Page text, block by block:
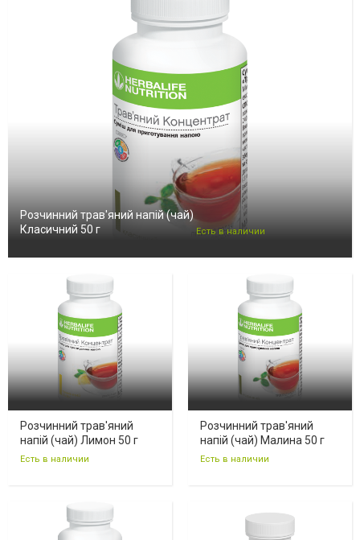
Розчинний трав'яний напій (чай)
Класичний 50 г
Есть в наличии
Розчинний трав'яний
напій (чай) Лимон 50 г
Есть в наличии
Розчинний трав'яний
напій (чай) Малина 50 г
Есть в наличии